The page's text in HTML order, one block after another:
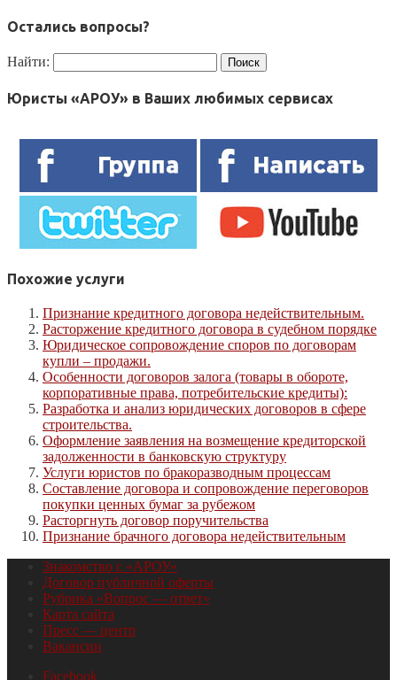
Остались вопросы?
Найти:
Юристы «АРОУ» в Ваших любимых сервисах
Похожие услуги
Признание кредитного договора недействительным.
Расторжение кредитного договора в судебном порядке
Юридическое сопровождение споров по договорам
купли – продажи.
Особенности договоров залога (товары в обороте,
корпоративные права, потребительские кредиты):
Разработка и анализ юридических договоров в сфере
строительства.
Оформление заявления на возмещение кредиторской
задолженности в банковскую структуру
Услуги юристов по бракоразводным процессам
Составление договора и сопровождение переговоров
покупки ценных бумаг за рубежом
Расторгнуть договор поручительства
Признание брачного договора недействительным
Знакомство с «АРОУ»
Договор публичной оферты
Рубрика «Вопрос — ответ»
Карта сайта
Пресс — центр
Вакансии
Facebook